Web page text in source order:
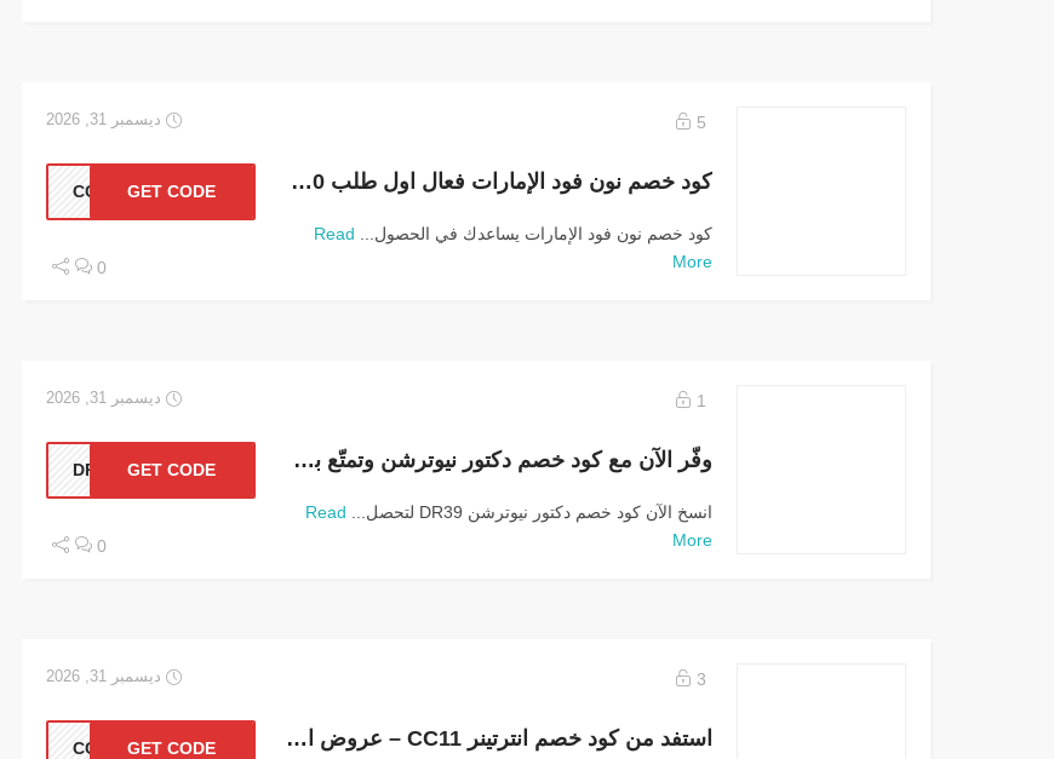
5
كود خصم نون فود الإمارات فعال اول طلب 40%
كود خصم نون فود الإمارات يساعدك في الحصول... Read
More
ديسمبر 31, 2026
GET CODE
0
1
وفّر الآن مع كود خصم دكتور نيوترشن وتمتّع بخصم 10% بالبلاك فرايدي
انسخ الآن كود خصم دكتور نيوترشن DR39 لتحصل...
Read
More
ديسمبر 31, 2026
GET CODE
0
3
استفد من كود خصم انترتينر CC11 – عروض البلاك فرايدي 2026
ديسمبر 31, 2026
GET CODE